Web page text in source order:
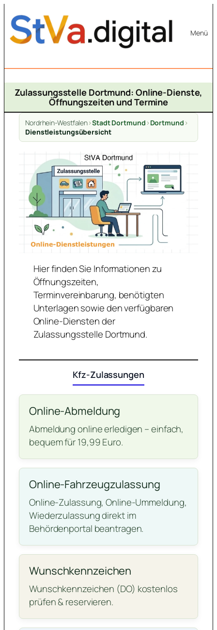
Inhalt
springen
Menü
Zulassungsstelle Dortmund: Online-Dienste,
Öffnungszeiten und Termine
Nordrhein-Westfalen>Stadt Dortmund >Dortmund >
Dienstleistungsübersicht
Hier finden Sie Informationen zu
Öffnungszeiten,
Terminvereinbarung, benötigten
Unterlagen sowie den verfügbaren
Online-Diensten der
Zulassungsstelle Dortmund.
Kfz-Zulassungen
Online-Abmeldung
Abmeldung online erledigen – einfach,
bequem für 19,99 Euro.
Online-Fahrzeugzulassung
Online-Zulassung, Online-Ummeldung,
Wiederzulassung direkt im
Behördenportal beantragen.
Wunschkennzeichen
Wunschkennzeichen (DO) kostenlos
prüfen & reservieren.